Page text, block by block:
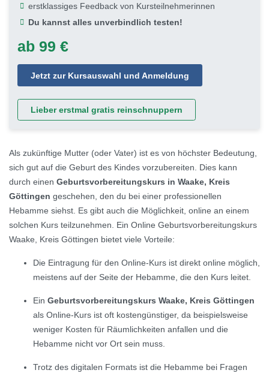
erstklassiges Feedback von Kursteilnehmerinnen
Du kannst alles unverbindlich testen!
ab 99 €
Jetzt zur Kursauswahl und Anmeldung
Lieber erstmal gratis reinschnuppern
Als zukünftige Mutter (oder Vater) ist es von höchster Bedeutung,
sich gut auf die Geburt des Kindes vorzubereiten. Dies kann
durch einen Geburtsvorbereitungskurs in Waake, Kreis
Göttingen geschehen, den du bei einer professionellen
Hebamme siehst. Es gibt auch die Möglichkeit, online an einem
solchen Kurs teilzunehmen. Ein Online Geburtsvorbereitungskurs
Waake, Kreis Göttingen bietet viele Vorteile:
Die Eintragung für den Online-Kurs ist direkt online möglich,
meistens auf der Seite der Hebamme, die den Kurs leitet.
Ein Geburtsvorbereitungskurs Waake, Kreis Göttingen
als Online-Kurs ist oft kostengünstiger, da beispielsweise
weniger Kosten für Räumlichkeiten anfallen und die
Hebamme nicht vor Ort sein muss.
Trotz des digitalen Formats ist die Hebamme bei Fragen